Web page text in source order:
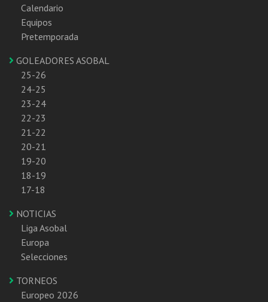
Calendario
Equipos
Pretemporada
GOLEADORES ASOBAL
25-26
24-25
23-24
22-23
21-22
20-21
19-20
18-19
17-18
NOTICIAS
Liga Asobal
Europa
Selecciones
TORNEOS
Europeo 2026